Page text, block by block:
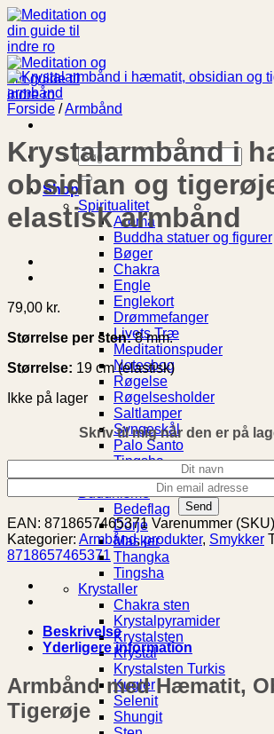
Fortsæt
til
indhold
Søg
efter:
Shop
Spiritualitet
Aroma
Buddha statuer og figurer
Bøger
Chakra
Engle
Englekort
Drømmefanger
Livets Træ
Meditationspuder
Notesbog
Røgelse
Røgelsesholder
Saltlamper
Syngeskål
Palo Santo
Tingsha
Rumspray
Buddhisme
Bedeflag
Dorje
Masker
Thangka
Tingsha
Krystaller
Chakra sten
Krystalpyramider
Krystalsten
Krystal
Krystalsten Turkis
Kugler
Selenit
Shungit
Forside /Armbånd
Krystalarmbånd i
obsidian og
elastisk armbånd
79,00 kr.
Størrelse per sten:8 mm.
Størrelse: 19 cm (elastisk)
Ikke på lager
Skriv til mig når den er på
EAN: 8718657465371 Varenummer
Kategorier: Armbånd,produkter, Smykker
8718657465371
Beskrivelse
Yderligere information
Armbånd med Hæmatit,
Tigerøje